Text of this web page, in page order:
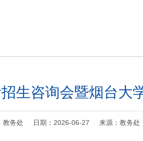
生咨询会暨烟台大
教务处 日期：2026-06-27 来源：教务